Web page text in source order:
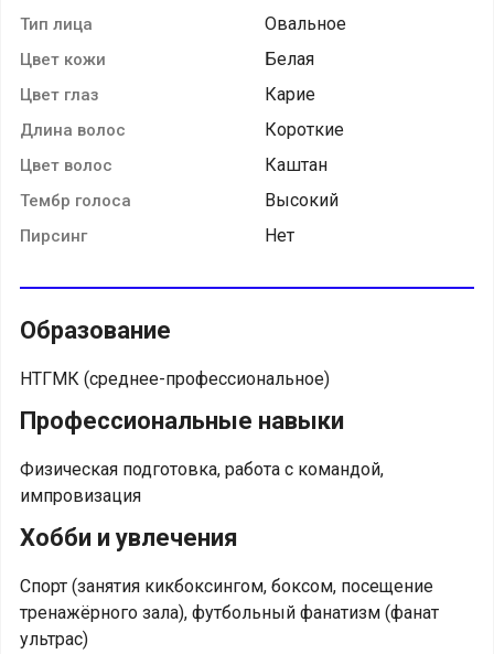
Тип лица Овальное
Цвет кожи Белая
Цвет глаз Карие
Длина волос Короткие
Цвет волос Каштан
Тембр голоса Высокий
Пирсинг Нет
Образование
НТГМК (среднее-профессиональное)
Профессиональные навыки
Физическая подготовка, работа с командой,
импровизация
Хобби и увлечения
Спорт (занятия кикбоксингом, боксом, посещение
тренажёрного зала), футбольный фанатизм (фанат
ультрас)